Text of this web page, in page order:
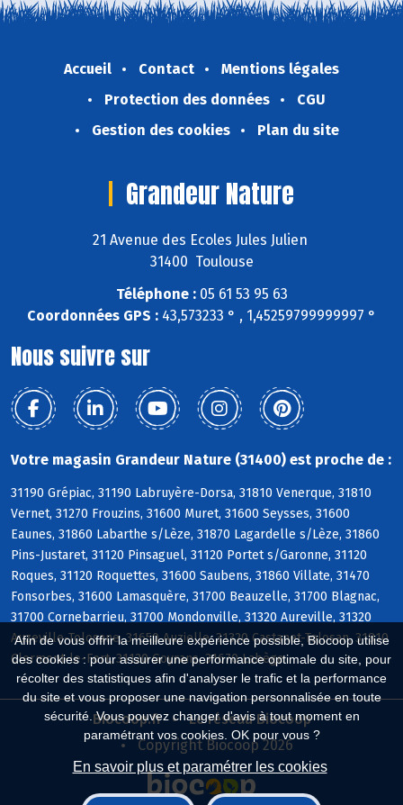
Afin de vous offrir la meilleure expérience possible, Biocoop utilise
des cookies : pour assurer une performance optimale du site, pour
récolter des statistiques afin d'analyser le trafic et la performance
du site et vous proposer une navigation personnalisée en toute
sécurité. Vous pouvez changer d'avis à tout moment en
paramétrant vos cookies. OK pour vous ?
En savoir plus et paramétrer les cookies
Accueil Contact
Mentions légales
Protection des données
CGU
Gestion des cookies
Plan du site
Grandeur Nature
21 Avenue des Ecoles Jules Julien
31400 Toulouse
Téléphone :05 61 53 95 63
Coordonnées GPS : 43,573233 ° , 1,45259799999997 °
Nous suivre sur
Votre magasin Grandeur Nature (31400) est proche de :
31190 Grépiac, 31190 Labruyère-Dorsa, 31810 Venerque, 31810
Vernet, 31270 Frouzins, 31600 Muret, 31600 Seysses, 31600
Eaunes, 31860 Labarthe s/Lèze, 31870 Lagardelle s/Lèze, 31860
Pins-Justaret, 31120 Pinsaguel, 31120 Portet s/Garonne, 31120
Roques, 31120 Roquettes, 31600 Saubens, 31860 Villate, 31470
Fonsorbes, 31600 Lamasquère, 31700 Beauzelle, 31700 Blagnac,
31700 Cornebarrieu, 31700 Mondonville, 31320 Aureville, 31320
Auzeville-Tolosane, 31650 Auzielle, 31320 Castanet-Tolosan, 31810
Clermont-le-Fort, 31120 Goyrans, 31670 Labège
Biocoop.fr
Le réseau Biocoop
Copyright Biocoop 2026